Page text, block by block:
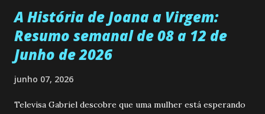
A História de Joana a Virgem:
Resumo semanal de 08 a 12 de
Junho de 2026
junho 07, 2026
Televisa Gabriel descobre que uma mulher está esperando